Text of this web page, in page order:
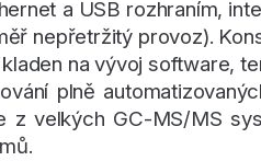
a USB rozhraním,
nepřetržitý provoz).
na vývoj software,
plně
velkých GC-MS/MS